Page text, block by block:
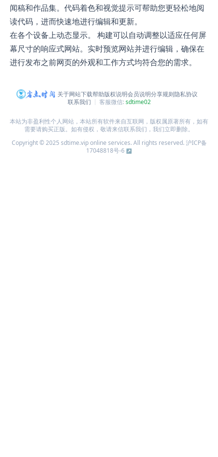
闻稿和作品集。代码着色和视觉提示可帮助您更轻松地阅
读代码，进而快速地进行编辑和更新。
在各个设备上动态显示。 构建可以自动调整以适应任何屏
幕尺寸的响应式网站。实时预览网站并进行编辑，确保在
进行发布之前网页的外观和工作方式均符合您的需求。
关于网站下载帮助版权说明会员说明分享规则隐私协议
联系我们
客服微信:sdtime02
本站为非盈利性个人网站，本站所有软件来自互联网，版权属原著所有，如有
需要请购买正版。如有侵权，敬请来信联系我们，我们立即删除。
Copyright © 2025 sdtime.vip online services. All rights reserved.沪ICP备
17048818号-6